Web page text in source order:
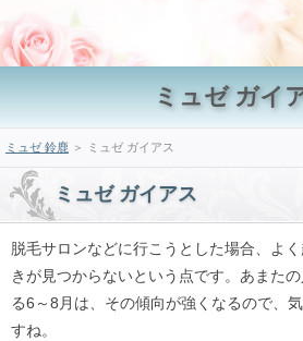
ミュゼ ガイ
ミュゼ 鈴鹿＞ ミュゼ ガイアス
ミュゼ ガイアス
脱毛サロンなどに行こうとした場合、よ
きが見つからないという点です。あまた
る6～8月は、その傾向が強くなるので、
すね。